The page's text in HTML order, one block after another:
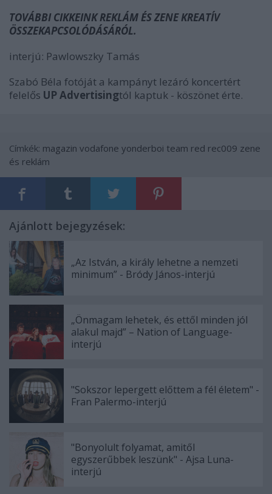
TOVÁBBI CIKKEINK REKLÁM ÉS ZENE KREATÍV
ÖSSZEKAPCSOLÓDÁSÁRÓL.
interjú: Pawlowszky Tamás
Szabó Béla fotóját a kampányt lezáró koncertért
felelős UP Advertisingtól kaptuk - köszönet érte.
Címkék: magazin vodafone yonderboi team red rec009 zene
és reklám
Ajánlott bejegyzések:
„Az István, a király lehetne a nemzeti
minimum” - Bródy János-interjú
„Önmagam lehetek, és ettől minden jól
alakul majd” – Nation of Language-
interjú
"Sokszor lepergett előttem a fél életem" -
Fran Palermo-interjú
"Bonyolult folyamat, amitől
egyszerűbbek leszünk" - Ajsa Luna-
interjú